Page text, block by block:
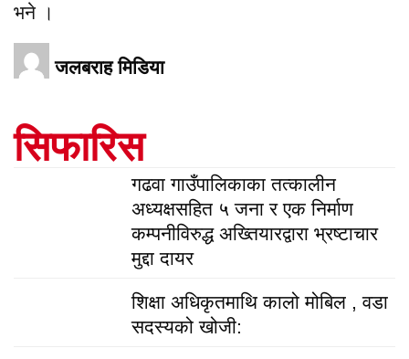
भने ।
जलबराह मिडिया
सिफारिस
गढवा गाउँपालिकाका तत्कालीन
अध्यक्षसहित ५ जना र एक निर्माण
कम्पनीविरुद्ध अख्तियारद्वारा भ्रष्टाचार
मुद्दा दायर
शिक्षा अधिकृतमाथि कालो मोबिल , वडा
सदस्यको खोजी: